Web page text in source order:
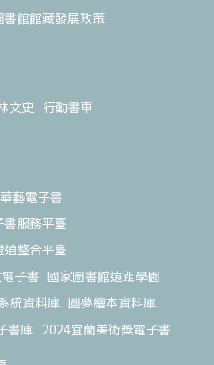
館館藏發展政策
文史 行動書車
華藝電子書
服務平臺
整合平臺
子書 國家圖書館遠距學園
統資料庫 圓夢繪本資料庫
書庫 2024宜蘭美術獎電子書